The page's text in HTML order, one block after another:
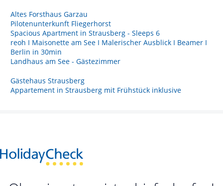
Altes Forsthaus Garzau
Pilotenunterkunft Fliegerhorst
Spacious Apartment in Strausberg - Sleeps 6
reoh I Maisonette am See I Malerischer Ausblick I Beamer I
Berlin in 30min
Landhaus am See - Gästezimmer
Gästehaus Strausberg
Appartement in Strausberg mit Frühstück inklusive